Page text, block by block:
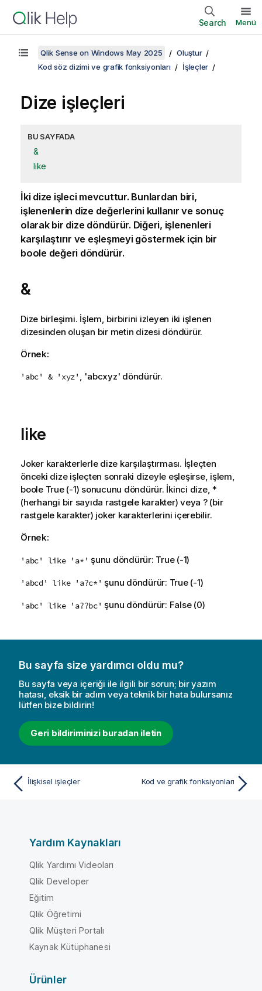
Search Menü
Qlik Sense on Windows May 2025
Oluştur
Kod söz dizimi ve grafik fonksiyonları
İşleçler
Dize işleçleri
BU SAYFADA
&
like
İki dize işleci mevcuttur. Bunlardan biri,
işlenenlerin dize değerlerini kullanır ve sonuç
olarak bir dize döndürür. Diğeri, işlenenleri
karşılaştırır ve eşleşmeyi göstermek için bir
boole değeri döndürür.
&
Dize birleşimi. İşlem, birbirini izleyen iki işlenen
dizesinden oluşan bir metin dizesi döndürür.
Örnek:
'abc' & 'xyz' , 'abcxyz' döndürür.
like
Joker karakterlerle dize karşılaştırması. İşleçten
önceki dize işleçten sonraki dizeyle eşleşirse, işlem,
boole True(-1) sonucunu döndürür. İkinci dize, *
(herhangi bir sayıda rastgele karakter) veya ? (bir
rastgele karakter) joker karakterlerini içerebilir.
Örnek:
'abc' like 'a*' şunu döndürür: True(-1)
'abcd' like 'a?c*' şunu döndürür: True(-1)
'abc' like 'a??bc' şunu döndürür: False(0)
Bu sayfa size yardımcı oldu mu?
Bu sayfa veya içeriği ile ilgili bir sorun; bir yazım
hatası, eksik bir adım veya teknik bir hata bulursanız
lütfen bize bildirin!
Geri bildiriminizi buradan iletin
İlişkisel işleçler Kod ve grafik fonksiyonları
Yardım Kaynakları
Qlik Yardımı Videoları
Qlik Developer
Eğitim
Qlik Öğretimi
Qlik Müşteri Portalı
Kaynak Kütüphanesi
Ürünler